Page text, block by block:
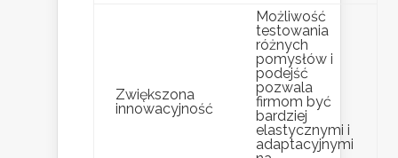
Zwiększona
innowacyjność
Możliwość
testowania
różnych
pomysłów i
podejść
pozwala
firmom być
bardziej
elastycznymi i
adaptacyjnymi